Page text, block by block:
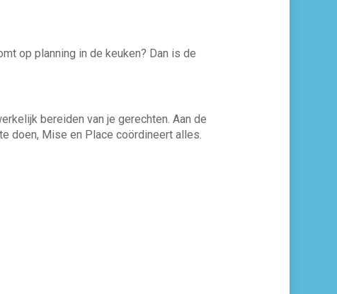
op planning in de keuken? Dan is de
bereiden van je gerechten. Aan de
doen, Mise en Place coördineert alles.